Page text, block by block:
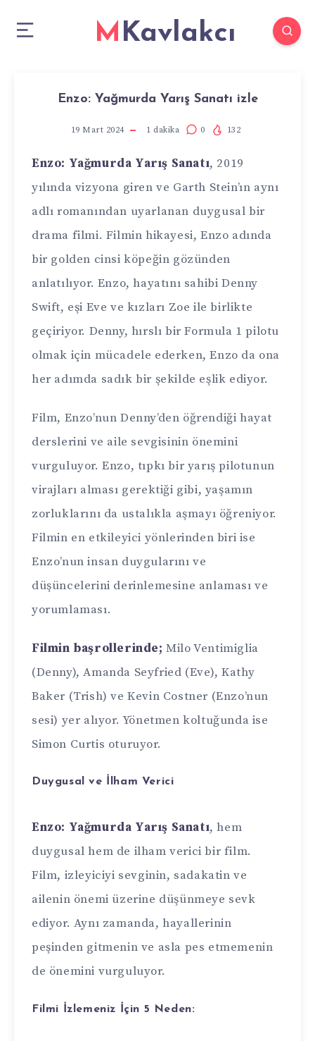
MKavlakcı
Enzo: Yağmurda Yarış Sanatı izle
19 Mart 2024 1 dakika 0 132
Enzo: Yağmurda Yarış Sanatı, 2019
yılında vizyona giren ve Garth Stein’ın aynı
adlı romanından uyarlanan duygusal bir
drama filmi. Filmin hikayesi, Enzo adında
bir golden cinsi köpeğin gözünden
anlatılıyor. Enzo, hayatını sahibi Denny
Swift, eşi Eve ve kızları Zoe ile birlikte
geçiriyor. Denny, hırslı bir Formula 1 pilotu
olmak için mücadele ederken, Enzo da ona
her adımda sadık bir şekilde eşlik ediyor.
Film, Enzo’nun Denny’den öğrendiği hayat
derslerini ve aile sevgisinin önemini
vurguluyor. Enzo, tıpkı bir yarış pilotunun
virajları alması gerektiği gibi, yaşamın
zorluklarını da ustalıkla aşmayı öğreniyor.
Filmin en etkileyici yönlerinden biri ise
Enzo’nun insan duygularını ve
düşüncelerini derinlemesine anlaması ve
yorumlaması.
Filmin başrollerinde; Milo Ventimiglia
(Denny), Amanda Seyfried (Eve), Kathy
Baker (Trish) ve Kevin Costner (Enzo’nun
sesi) yer alıyor. Yönetmen koltuğunda ise
Simon Curtis oturuyor.
Duygusal ve İlham Verici
Enzo: Yağmurda Yarış Sanatı, hem
duygusal hem de ilham verici bir film.
Film, izleyiciyi sevginin, sadakatin ve
ailenin önemi üzerine düşünmeye sevk
ediyor. Aynı zamanda, hayallerinin
peşinden gitmenin ve asla pes etmemenin
de önemini vurguluyor.
Filmi İzlemeniz İçin 5 Neden: